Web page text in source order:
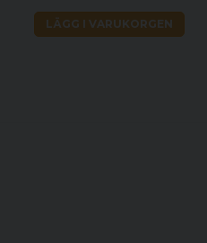
LÄGG I VARUKORGEN